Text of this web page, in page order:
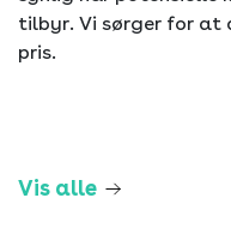
tilbyr. Vi sørger for
pris.
Vis alle